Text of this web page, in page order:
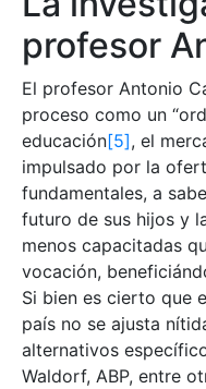
profesor
El profesor Antonio
proceso como un
educación[5], el
impulsado por la
fundamentales, a
futuro de sus hijos y
menos capacitadas
vocación,
Si bien es cierto que
país no se ajusta
alternativos
Waldorf, ABP, entre